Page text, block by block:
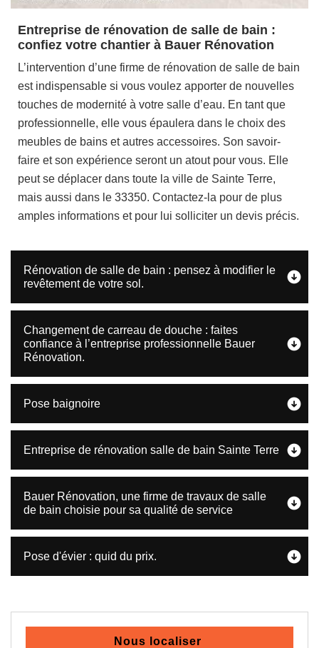
Entreprise de rénovation de salle de bain :
confiez votre chantier à Bauer Rénovation
L’intervention d’une firme de rénovation de salle de bain
est indispensable si vous voulez apporter de nouvelles
touches de modernité à votre salle d’eau. En tant que
professionnelle, elle vous épaulera dans le choix des
meubles de bains et autres accessoires. Son savoir-
faire et son expérience seront un atout pour vous. Elle
peut se déplacer dans toute la ville de Sainte Terre,
mais aussi dans le 33350. Contactez-la pour de plus
amples informations et pour lui solliciter un devis précis.
Rénovation de salle de bain : pensez à modifier le
revêtement de votre sol.
Changement de carreau de douche : faites
confiance à l’entreprise professionnelle Bauer
Rénovation.
Pose baignoire
Entreprise de rénovation salle de bain Sainte Terre
Bauer Rénovation, une firme de travaux de salle
de bain choisie pour sa qualité de service
Pose d'évier : quid du prix.
Nous localiser